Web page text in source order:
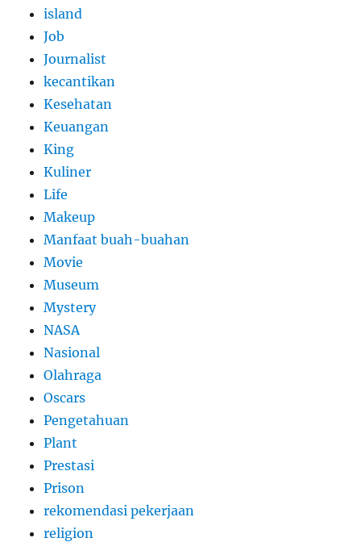
island
Job
Journalist
kecantikan
Kesehatan
Keuangan
King
Kuliner
Life
Makeup
Manfaat buah-buahan
Movie
Museum
Mystery
NASA
Nasional
Olahraga
Oscars
Pengetahuan
Plant
Prestasi
Prison
rekomendasi pekerjaan
religion